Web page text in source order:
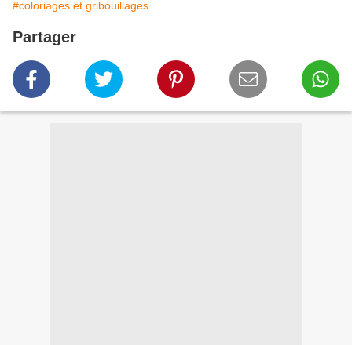
#coloriages et gribouillages
Partager